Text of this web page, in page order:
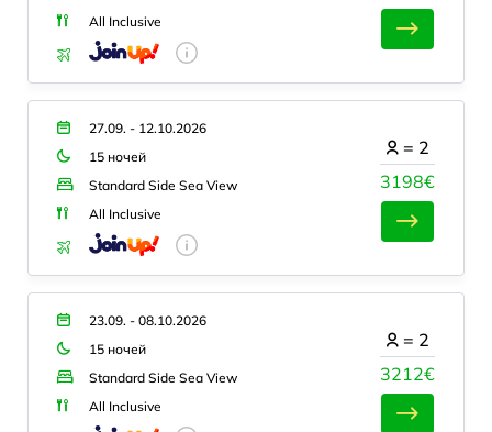
All Inclusive
27.09. - 12.10.2026
15 ночей
Standard Side Sea View
All Inclusive
3198€
= 2
23.09. - 08.10.2026
15 ночей
Standard Side Sea View
All Inclusive
3212€
= 2